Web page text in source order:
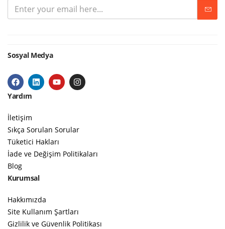
Sosyal Medya
Yardım
İletişim
Sıkça Sorulan Sorular
Tüketici Hakları
İade ve Değişim Politikaları
Blog
Kurumsal
Hakkımızda
Site Kullanım Şartları
Gizlilik ve Güvenlik Politikası